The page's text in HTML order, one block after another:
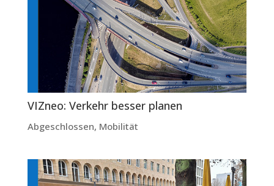
VIZneo: Verkehr besser planen
Abgeschlossen, Mobilität